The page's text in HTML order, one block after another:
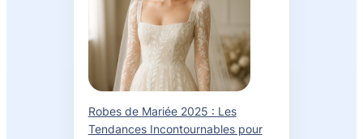
Robes de Mariée 2025 : Les
Tendances Incontournables pour